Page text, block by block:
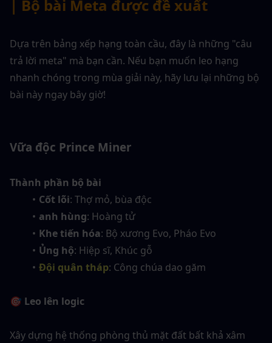
| Bộ bài Meta được đề xuất
Dựa trên bảng xếp hạng toàn cầu, đây là những "câu
trả lời meta" mà bạn cần. Nếu bạn muốn leo hạng
nhanh chóng trong mùa giải này, hãy lưu lại những bộ
bài này ngay bây giờ!
Vữa độc Prince Miner
Thành phần bộ bài
Cốt lõi: Thợ mỏ, bùa độc
anh hùng: Hoàng tử
Khe tiến hóa: Bộ xương Evo, Pháo Evo
Ủng hộ: Hiệp sĩ, Khúc gỗ
Đội quân tháp: Công chúa dao găm
🎯 Leo lên logic
Xây dựng hệ thống phòng thủ mặt đất bất khả xâm